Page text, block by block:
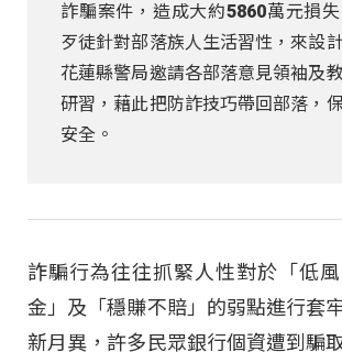
詐騙案件，造成大約5860萬元損
歹徒針對部落族人生活習性，來設
花蓮縣警局邀請各部落意見領袖及
研習，藉此把防詐技巧帶回部落，
安全。
詐騙行為往往抓緊人性對於「低
金」及「穩賺不賠」的弱點進行套
新月異，許多民眾銀行個資遭到騙